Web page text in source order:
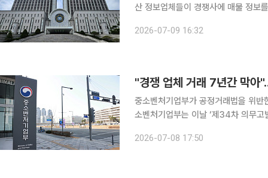
산 정보업체들이 경쟁사에 매물 정보
(윤원묵 송중호 엄철 부장판사)는 9
2026-07-09 16:32
"경쟁 업체 거래 7년간 막아
중소벤처기업부가 공정거래법을 위반
소벤처기업부는 이날 ‘제34차 의무고
발한 6개 법률(하도급법·공정거래법·
2026-07-08 17:50